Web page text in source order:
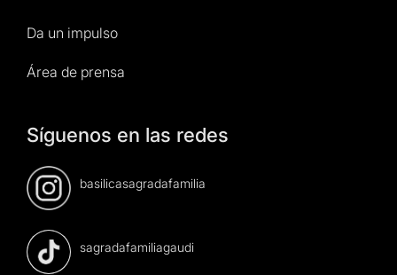
Da un impulso
Área de prensa
Síguenos en las redes
basilicasagradafamilia
sagradafamiliagaudi